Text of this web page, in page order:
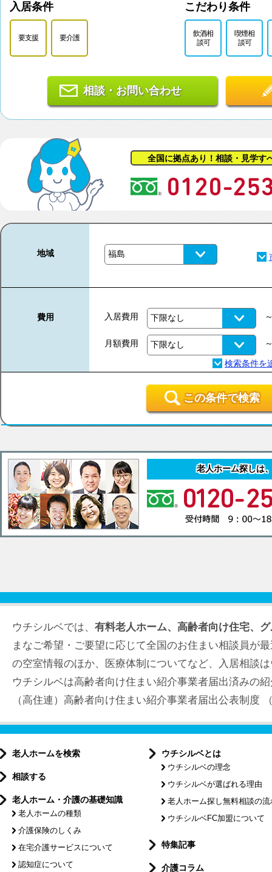
入居条件
要支援 要介護
こだわり条件
飲酒相
談可
喫煙相
談可
相談・お問い合わせ
全国に拠点あり！相談・見学す
地域
費用 入居費用
月額費用
この条件で検索
老人ホーム探しは
ウチシルベでは、 有料老人ホーム、高齢者向け住宅、
まなご希望・ご要望に応じて全国のお住まい相談員が
の空室情報のほか、医療体制についてなど、入居相談
ウチシルベは高齢者向け住まい紹介事業者届出済みの
（高住連）高齢者向け住まい紹介事業者届出公表制度
老人ホームを検索
相談する
老人ホーム・介護の基礎知識
老人ホームの種類
介護保険のしくみ
在宅介護サービスについて
認知症について
ウチシルベとは
ウチシルベの理念
ウチシルベが選ばれる理由
老人ホーム探し無料相談の流
ウチシルベFC加盟について
特集記事
介護コラム